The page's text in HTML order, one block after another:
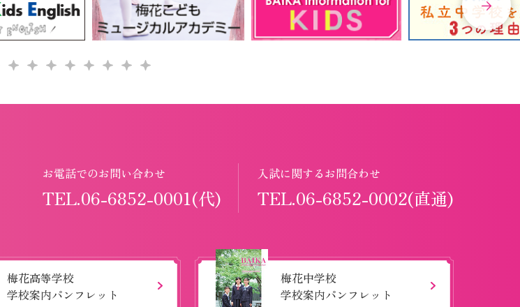
お電話でのお問い合わせ
TEL.06-6852-0001(代)
入試に関するお問合わせ
TEL.06-6852-0002(直通)
梅花高等学校
学校案内パンフレット
梅花中学校
学校案内パンフレット